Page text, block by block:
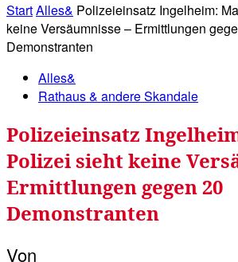
StartAlles& Polizeieinsatz Ingelheim:
keine Versäumnisse – Ermittlungen
Demonstranten
Alles&
Rathaus & andere Skandale
Polizeieinsatz
Polizei sieht keine
Ermittlungen gegen 20
Demonstranten
Von